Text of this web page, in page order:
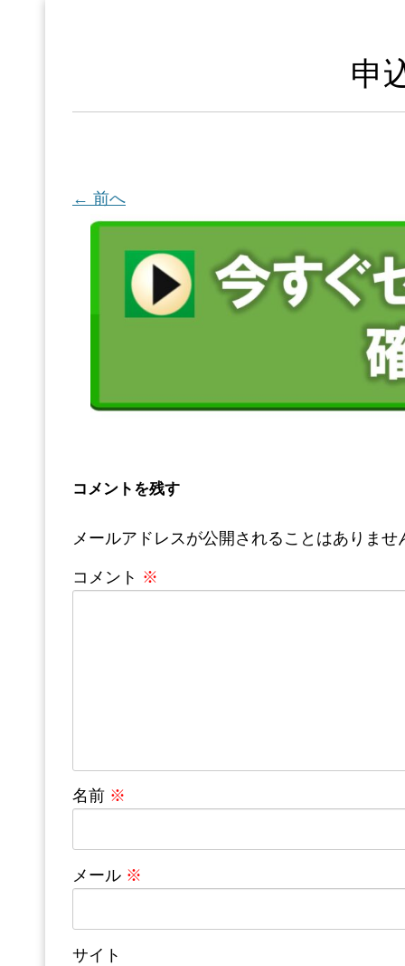
申
← 前へ
コメントを残す
メールアドレスが公開されることはありませ
コメント ※
名前 ※
メール ※
サイト